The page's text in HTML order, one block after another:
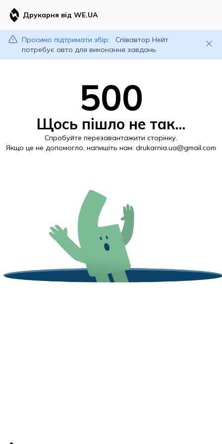
Друкарня від WE.UA
Просимо підтримати збір:
Співавтор Нейт
потребує авто для виконання завдань
500
Щось пішло не так...
Спробуйте перезавантажити сторінку.
Якщо це не допомогло, напишіть нам: drukarnia.ua@gmail.com